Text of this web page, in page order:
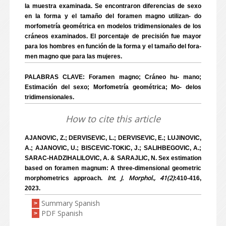
la muestra examinada. Se encontraron diferencias de sexo
en la forma y el tamaño del foramen magno utilizan- do
morfometría geométrica en modelos tridimensionales de los
cráneos examinados. El porcentaje de precisión fue mayor
para los hombres en función de la forma y el tamaño del fora-
men magno que para las mujeres.
PALABRAS CLAVE: Foramen magno; Cráneo hu- mano;
Estimación del sexo; Morfometría geométrica; Mo- delos
tridimensionales.
How to cite this article
AJANOVIC, Z.; DERVISEVIC, L.; DERVISEVIC, E.; LUJINOVIC,
A.; AJANOVIC, U.; BISCEVIC-TOKIC, J.; SALIHBEGOVIC, A.;
SARAC-HADZIHALILOVIC, A. & SARAJLIC, N. Sex estimation
based on foramen magnum: A three-dimensional geometric
morphometrics approach. Int. J. Morphol., 41(2):410-416,
2023.
> Summary Spanish
> PDF Spanish